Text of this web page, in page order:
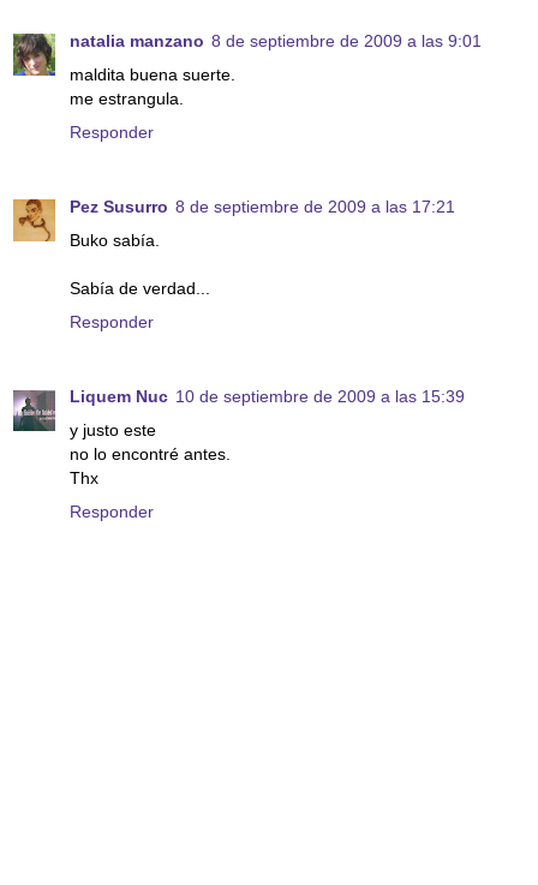
natalia manzano 8 de septiembre de 2009 a las 9:01
maldita buena suerte.
me estrangula.
Responder
Pez Susurro 8 de septiembre de 2009 a las 17:21
Buko sabía.
Sabía de verdad...
Responder
Liquem Nuc 10 de septiembre de 2009 a las 15:39
y justo este
no lo encontré antes.
Thx
Responder